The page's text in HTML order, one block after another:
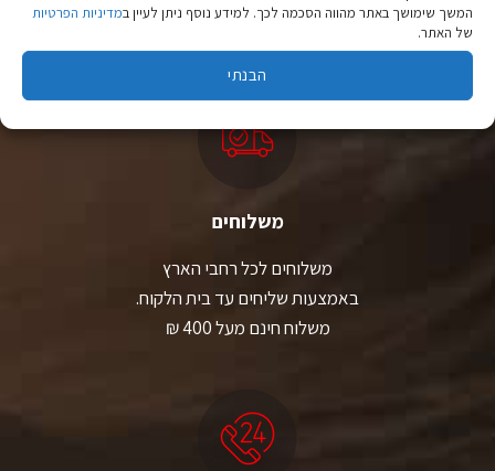
המשך שימושך באתר מהווה הסכמה לכך. למידע נוסף ניתן לעיין במדיניות הפרטיות
של האתר.
הבנתי
יבוא ישיר לצד מותגים מובילים במחירים ללא תחרות.
משלוחים
משלוחים לכל רחבי הארץ
באמצעות שליחים עד בית הלקוח.
משלוח חינם מעל 400 ₪